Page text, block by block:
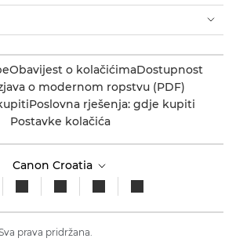
Obavijest o kolačićimaDostupnost
o modernom ropstvu (PDF)
Poslovna rješenja: gdje kupiti
Postavke kolačića
Canon Croatia
prava pridržana.